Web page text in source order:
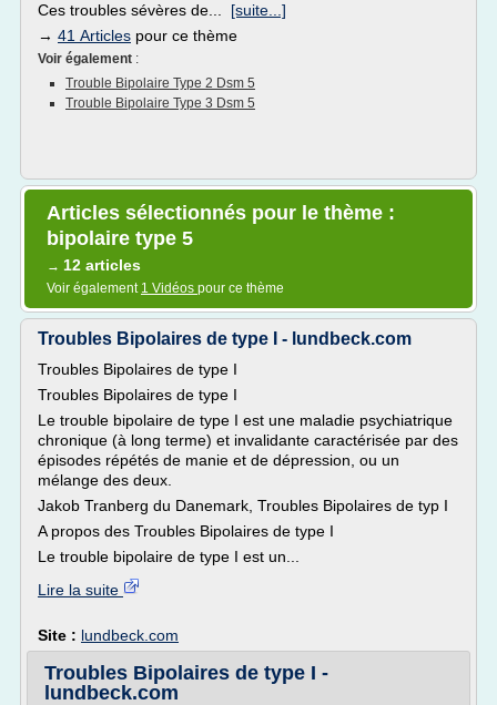
Ces troubles sévères de... [suite...]
→ 41 Articles pour ce thème
Voir également :
Trouble Bipolaire Type 2 Dsm 5
Trouble Bipolaire Type 3 Dsm 5
Articles sélectionnés pour le thème :
bipolaire type 5
→ 12 articles
Voir également 1 Vidéos pour ce thème
Troubles Bipolaires de type I - lundbeck.com
Troubles Bipolaires de type I
Troubles Bipolaires de type I
Le trouble bipolaire de type I est une maladie psychiatrique
chronique (à long terme) et invalidante caractérisée par des
épisodes répétés de manie et de dépression, ou un
mélange des deux.
Jakob Tranberg du Danemark, Troubles Bipolaires de typ I
A propos des Troubles Bipolaires de type I
Le trouble bipolaire de type I est un...
Lire la suite
Site : lundbeck.com
Troubles Bipolaires de type I -
lundbeck.com